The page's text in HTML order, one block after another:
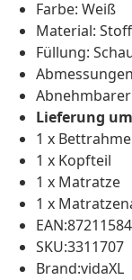
Farbe: Weiß
Material:
Füllung:
Lieferung
1 x
1 x Kopfteil
1 x Matratze
1 x
SKU:3311707
Brand:vidaXL